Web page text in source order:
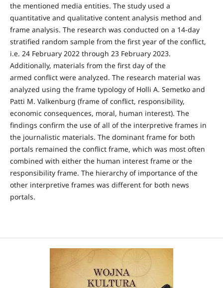
the mentioned media entities. The study used a
quantitative and qualitative content analysis method and
frame analysis. The research was conducted on a 14-day
stratified random sample from the first year of the conflict,
i.e. 24 February 2022 through 23 February 2023.
Additionally, materials from the first day of the
armed conflict were analyzed. The research material was
analyzed using the frame typology of Holli A. Semetko and
Patti M. Valkenburg (frame of conflict, responsibility,
economic consequences, moral, human interest). The
findings confirm the use of all of the interpretive frames in
the journalistic materials. The dominant frame for both
portals remained the conflict frame, which was most often
combined with either the human interest frame or the
responsibility frame. The hierarchy of importance of the
other interpretive frames was different for both news
portals.